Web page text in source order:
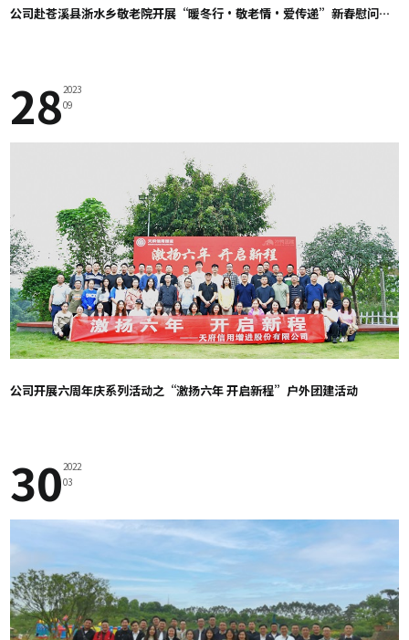
公司赴苍溪县浙水乡敬老院开展“暖冬行·敬老情·爱传递”新春慰问主题活动
282023
09
公司开展六周年庆系列活动之“激扬六年 开启新程”户外团建活动
302022
03